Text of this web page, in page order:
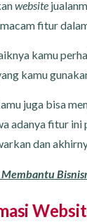
website
fitur
kamu
kamu
juga bisa
adanya fitur ini
dan